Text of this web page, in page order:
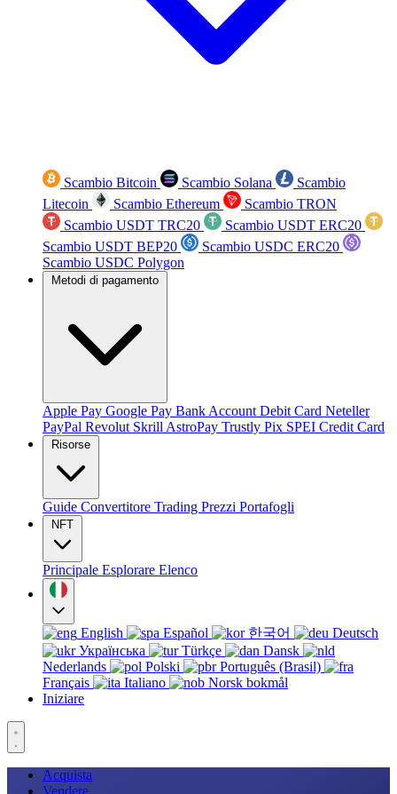
Scambio Bitcoin Scambio Solana
Scambio
Litecoin
Scambio Ethereum
Scambio TRON
Scambio USDT TRC20
Scambio USDT ERC20
Scambio USDT BEP20
Scambio USDC ERC20
Scambio USDC Polygon
Metodi di pagamento
Apple Pay Google Pay Bank Account Debit Card Neteller
PayPal Revolut Skrill AstroPay Trustly Pix SPEI Credit Card
Risorse
Guide Convertitore Trading Prezzi Portafogli
NFT
Principale Esplorare Elenco
English Español 한국어
Deutsch
Українська
Türkçe
Dansk
Nederlands
Polski
Português (Brasil)
Français
Italiano
Norsk bokmål
Iniziare
Acquista
Vendere